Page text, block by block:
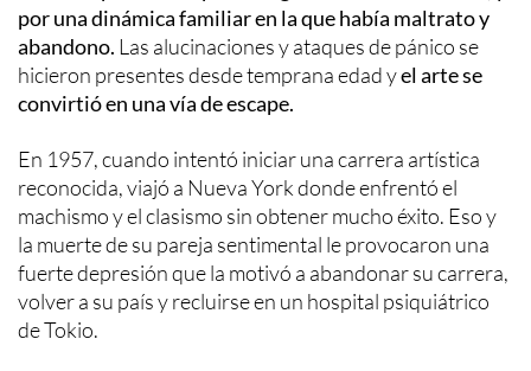
por una dinámica familiar en la que había maltrato y
abandono. Las alucinaciones y ataques de pánico se
hicieron presentes desde temprana edad yel arte se
convirtió en una vía de escape.
En 1957, cuando intentó iniciar una carrera artística
reconocida, viajó a Nueva York donde enfrentó el
machismo y el clasismo sin obtener mucho éxito. Eso y
la muerte de su pareja sentimental le provocaron una
fuerte depresión que la motivó a abandonar su carrera,
volver a su país y recluirse en un hospital psiquiátrico
de Tokio.